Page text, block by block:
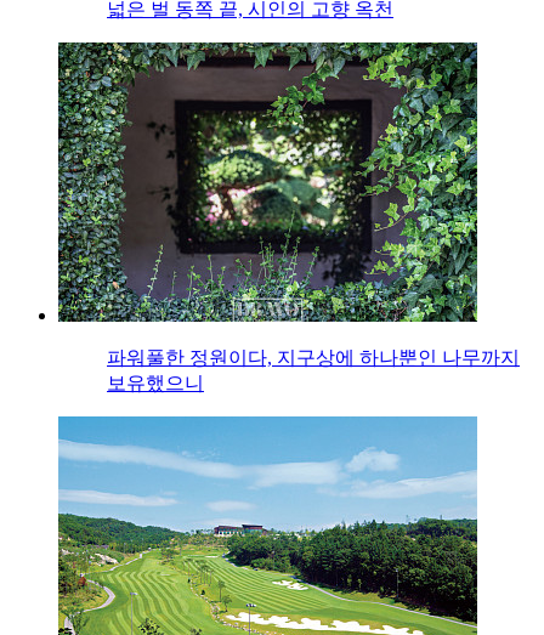
넓은 벌 동쪽 끝, 시인의 고향 옥천
파워풀한 정원이다, 지구상에 하나뿐인 나무까지
보유했으니